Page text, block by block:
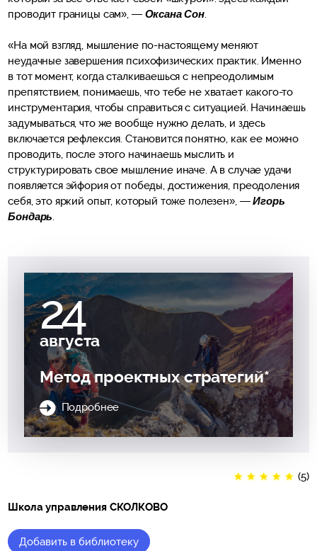
проводит границы сам», — Оксана Сон
«На мой взгляд, мышление по-настоящему меняют
неудачные завершения психофизических практик. Именно
в тот момент, когда сталкиваешься с непреодолимым
препятствием, понимаешь, что тебе не хватает какого-то
инструментария, чтобы справиться с ситуацией. Начинаешь
задумываться, что же вообще нужно делать, и здесь
включается рефлексия. Становится понятно, как ее можно
проводить, после этого начинаешь мыслить и
структурировать свое мышление иначе. А в случае удачи
появляется эйфория от победы, достижения, преодоления
себя, это яркий опыт, который тоже полезен», —Игорь
Бондарь.
24
августа
Метод проектных стратегий*
Подробнее
★ ★ ★ ★ ★ (5)
Школа управления СКОЛКОВО
Добавить в библиотеку